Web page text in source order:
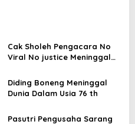
Cak Sholeh Pengacara No
Viral No justice Meninggal
Diding Boneng Meninggal
Dunia Dalam Usia 76 th
Pasutri Pengusaha Sarang